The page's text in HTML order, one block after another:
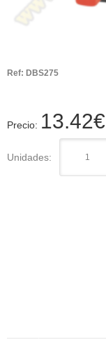
Ref: DBS275
Precio: 13.42€
Unidades: